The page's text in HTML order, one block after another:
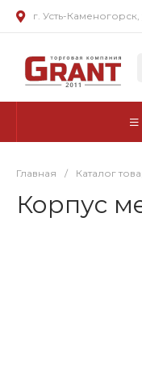
г. Усть-
Главная / Каталог
Корпус